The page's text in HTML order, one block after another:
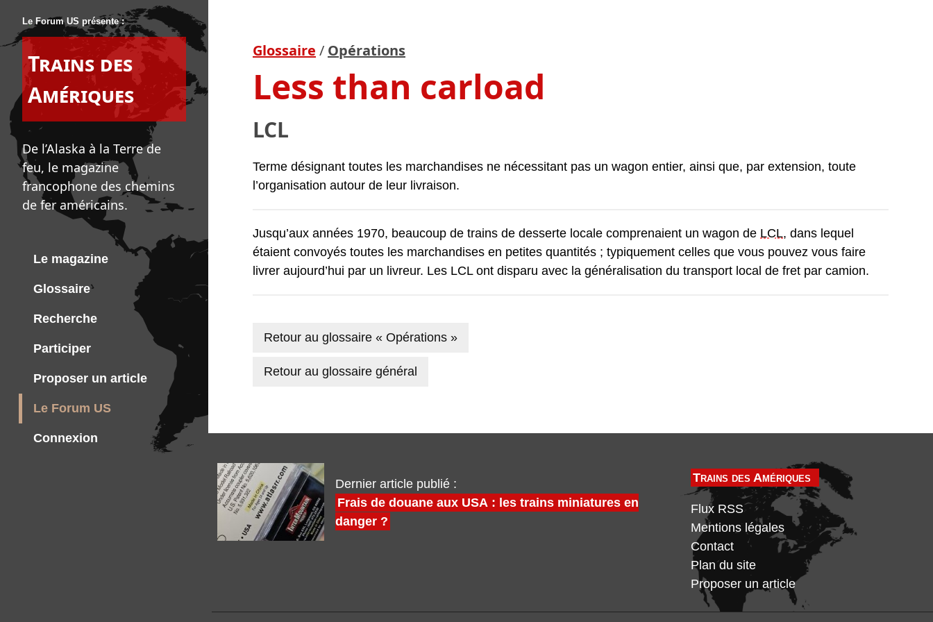
Le Forum US présente :
Trains des
Amériques
De l’Alaska à la Terre de
feu, le magazine
francophone des chemins
de fer américains.
Le magazine
Glossaire
Recherche
Participer
Proposer un article
Le Forum US
Connexion
Glossaire / Opérations
Less than carload
LCL
Terme désignant toutes les marchandises ne nécessitant pas un wagon entier, ainsi que, par extension, toute
l’organisation autour de leur livraison.
Jusqu’aux années 1970, beaucoup de trains de desserte locale comprenaient un wagon de LCL, dans lequel
étaient convoyés toutes les marchandises en petites quantités ; typiquement celles que vous pouvez vous faire
livrer aujourd’hui par un livreur. Les LCL ont disparu avec la généralisation du transport local de fret par camion.
Retour au glossaire « Opérations »
Retour au glossaire général
Dernier article publié :
Frais de douane aux USA : les trains miniatures en
danger ?
Trains des Amériques
Flux RSS
Mentions légales
Contact
Plan du site
Proposer un article